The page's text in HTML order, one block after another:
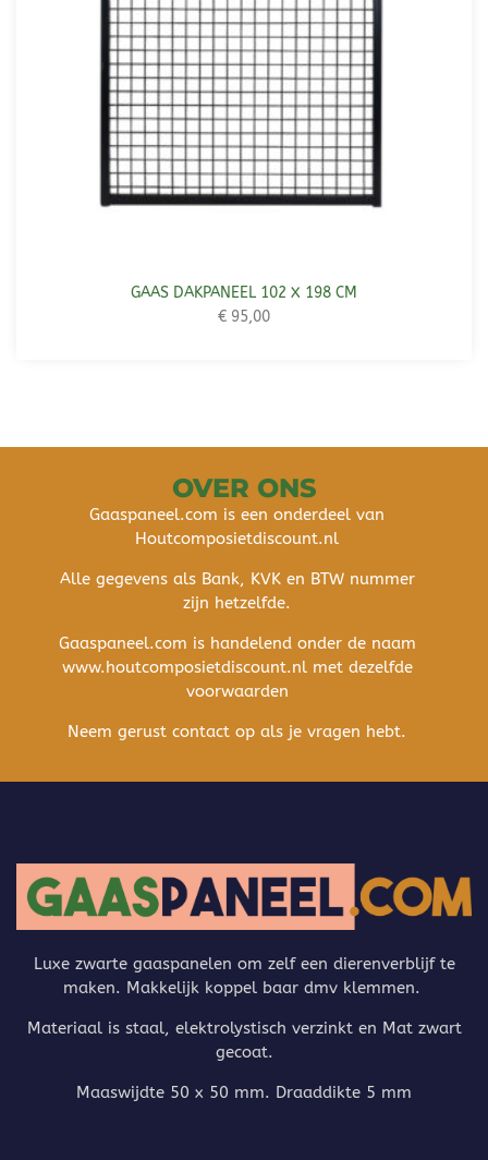
GAAS DAKPANEEL 102 X 198 CM
€ 95,00
OVER ONS
Gaaspaneel.com is een onderdeel van
Houtcomposietdiscount.nl
Alle gegevens als Bank, KVK en BTW nummer
zijn hetzelfde.
Gaaspaneel.com is handelend onder de naam
www.houtcomposietdiscount.nl met dezelfde
voorwaarden
Neem gerust contact op als je vragen hebt.
Luxe zwarte gaaspanelen om zelf een dierenverblijf te
maken. Makkelijk koppel baar dmv klemmen.
Materiaal is staal, elektrolystisch verzinkt en Mat zwart
gecoat.
Maaswijdte 50 x 50 mm. Draaddikte 5 mm